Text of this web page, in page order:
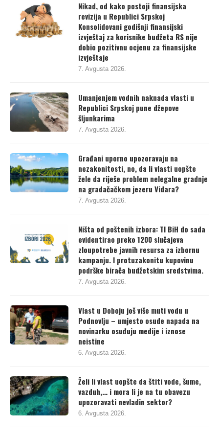
Nikad, od kako postoji finansijska
revizija u Republici Srpskoj
Konsolidovani godišnji finansijski
izvještaj za korisnike budžeta RS nije
dobio pozitivnu ocjenu za finansijske
izvještaje
7. Avgusta 2026.
Umanjenjem vodnih naknada vlasti u
Republici Srpskoj pune džepove
šljunkarima
7. Avgusta 2026.
Građani uporno upozoravaju na
nezakonitosti, no, da li vlasti uopšte
žele da riješe problem nelegalne gradnje
na gradačačkom jezeru Vidara?
7. Avgusta 2026.
Ništa od poštenih izbora: TI BiH do sada
evidentirao preko 1200 slučajeva
zloupotrebe javnih resursa za izbornu
kampanju. I protuzakonitu kupovinu
podrške birača budžetskim sredstvima.
7. Avgusta 2026.
Vlast u Doboju još više muti vodu u
Podnovlju – umjesto osude napada na
novinarku osuđuju medije i iznose
neistine
6. Avgusta 2026.
Želi li vlast uopšte da štiti vode, šume,
vazduh,… i mora li je na tu obavezu
upozoravati nevladin sektor?
6. Avgusta 2026.